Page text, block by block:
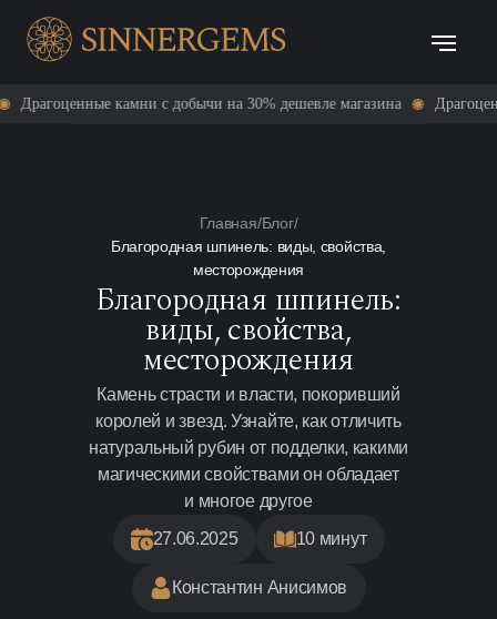
камни с добычи на 30% дешевле магазина Драгоценные камни с
Главная/Блог/
Благородная шпинель: виды, свойства,
месторождения
Благородная шпинель:
виды, свойства,
месторождения
Камень страсти и власти, покоривший
королей и звезд. Узнайте, как отличить
натуральный рубин от подделки, какими
магическими свойствами он обладает
и многое другое
27.06.2025
10 минут
Константин Анисимов